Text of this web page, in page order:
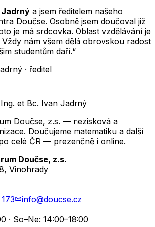
Jadrný a jsem ředitelem našeho
Doučse. Osobně jsem doučoval již
je má srdcovka. Oblast vzdělávání je
nám všem dělá obrovskou radost
studentům daří.“
· ředitel
Ing. et Bc. Ivan Jadrný
Doučse, z.s. — nezisková a
Doučujeme matematiku a další
celé ČR — prezenčně i online.
Doučse, z.s.
Vinohrady
info@doucse.cz
· So–Ne: 14:00–18:00